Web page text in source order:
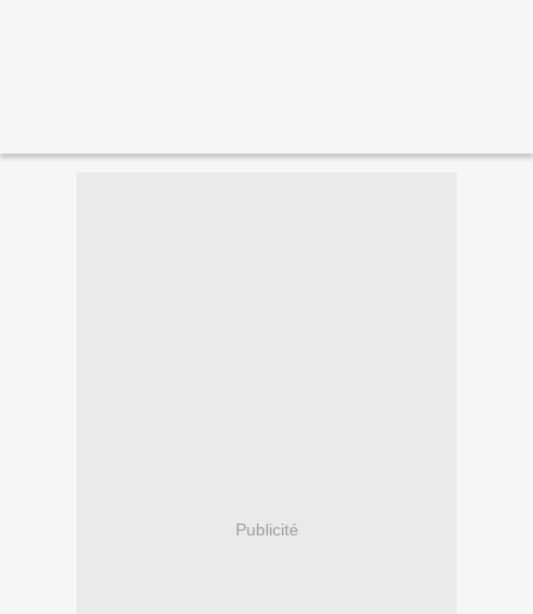
Publicité